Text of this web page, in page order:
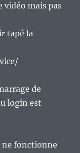
vidéo mais pas
tapé la
de
login est
ne fonctionne